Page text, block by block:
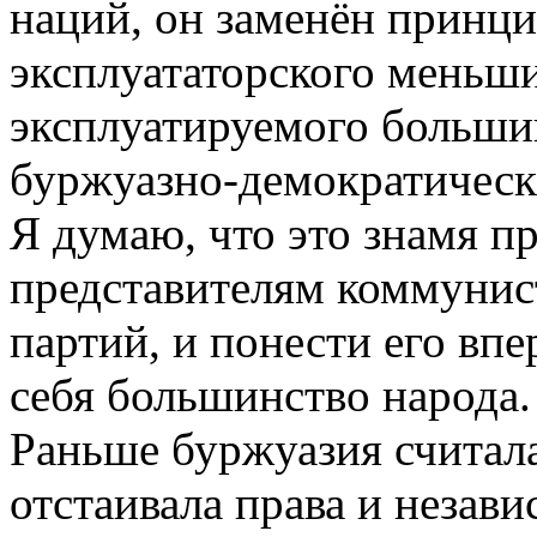
наций, он заменён
эксплуататорского
эксплуатируемого
буржуазно-
Я думаю, что это знамя
представителям
партий, и понести его
себя большинство
Раньше буржуазия
отстаивала права и